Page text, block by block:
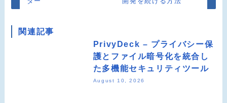
関連記事
PrivyDeck – プライバシー保
護とファイル暗号化を統合し
た多機能セキュリティツール
August 10, 2026